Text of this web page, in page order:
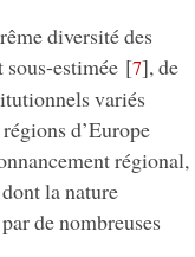
diversité des
estimée[7], de
variés
d’Europe
régional,
la nature
de nombreuses